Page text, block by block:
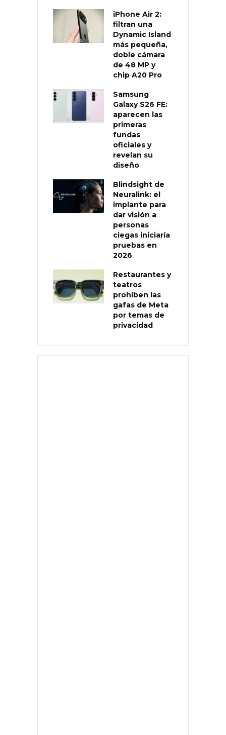
iPhone Air 2:
filtran una
Dynamic Island
más pequeña,
doble cámara
de 48 MP y
chip A20 Pro
Samsung
Galaxy S26 FE:
aparecen las
primeras
fundas
oficiales y
revelan su
diseño
Blindsight de
Neuralink: el
implante para
dar visión a
personas
ciegas iniciaría
pruebas en
2026
Restaurantes y
teatros
prohíben las
gafas de Meta
por temas de
privacidad